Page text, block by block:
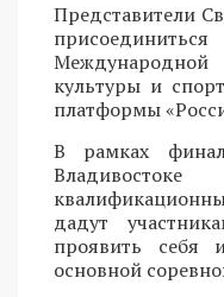
Представители
Международной
культуры и
платформы
В рамках
дадут
проявить себя
основной